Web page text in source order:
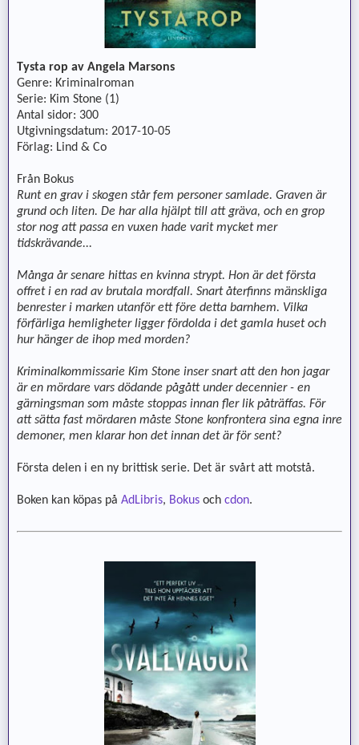
Tysta rop av Angela Marsons
Genre: Kriminalroman
Serie: Kim Stone (1)
Antal sidor: 300
Utgivningsdatum: 2017-10-05
Förlag: Lind & Co
Från Bokus
Runt en grav i skogen står fem personer samlade. Graven är
grund och liten. De har alla hjälpt till att gräva, och en grop
stor nog att passa en vuxen hade varit mycket mer
tidskrävande...
Många år senare hittas en kvinna strypt. Hon är det första
offret i en rad av brutala mordfall. Snart återfinns mänskliga
benrester i marken utanför ett före detta barnhem. Vilka
förfärliga hemligheter ligger fördolda i det gamla huset och
hur hänger de ihop med morden?
Kriminalkommissarie Kim Stone inser snart att den hon jagar
är en mördare vars dödande pågått under decennier - en
gärningsman som måste stoppas innan fler lik påträffas. För
att sätta fast mördaren måste Stone konfrontera sina egna inre
demoner, men klarar hon det innan det är för sent?
Första delen i en ny brittisk serie. Det är svårt att motstå.
Boken kan köpas på AdLibris, Bokus och cdon.